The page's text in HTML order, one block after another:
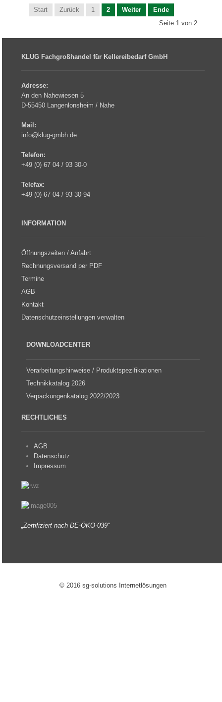
Start Zurück 1 2 Weiter
Ende
Seite 1 von 2
KLUG Fachgroßhandel für Kellereibedarf GmbH
Adresse:
An den Nahewiesen 5
D-55450 Langenlonsheim / Nahe
Mail:
info@klug-gmbh.de
Telefon:
+49 (0) 67 04 / 93 30-0
Telefax:
+49 (0) 67 04 / 93 30-94
INFORMATION
Öffnungszeiten / Anfahrt
Rechnungsversand per PDF
Termine
AGB
Kontakt
Datenschutzeinstellungen verwalten
DOWNLOADCENTER
Verarbeitungshinweise / Produktspezifikationen
Technikkatalog 2026
Verpackungenkatalog 2022/2023
RECHTLICHES
AGB
Datenschutz
Impressum
„Zertifiziert nach DE-ÖKO-039“
© 2016 sg-solutions Internetlösungen